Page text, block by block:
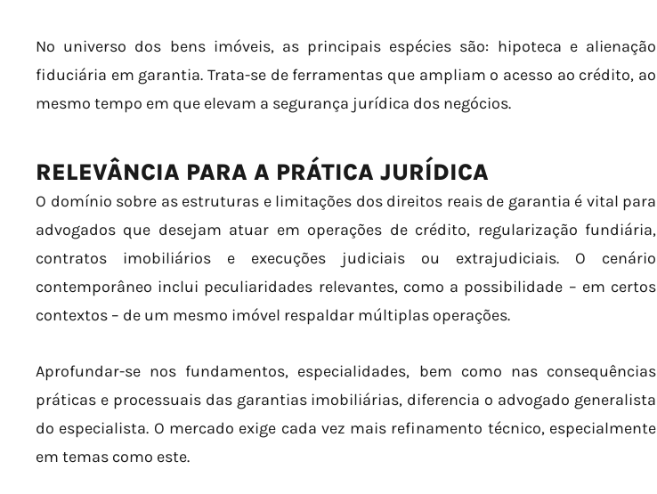
No universo dos bens imóveis, as principais espécies são: hipoteca e alienação
fiduciária em garantia. Trata-se de ferramentas que ampliam o acesso ao crédito, ao
mesmo tempo em que elevam a segurança jurídica dos negócios.
RELEVÂNCIA PARA A PRÁTICA JURÍDICA
O domínio sobre as estruturas e limitações dos direitos reais de garantia é vital para
advogados que desejam atuar em operações de crédito, regularização fundiária,
contratos imobiliários e execuções judiciais ou extrajudiciais. O cenário
contemporâneo inclui peculiaridades relevantes, como a possibilidade – em certos
contextos – de um mesmo imóvel respaldar múltiplas operações.
Aprofundar-se nos fundamentos, especialidades, bem como nas consequências
práticas e processuais das garantias imobiliárias, diferencia o advogado generalista
do especialista. O mercado exige cada vez mais refinamento técnico, especialmente
em temas como este.